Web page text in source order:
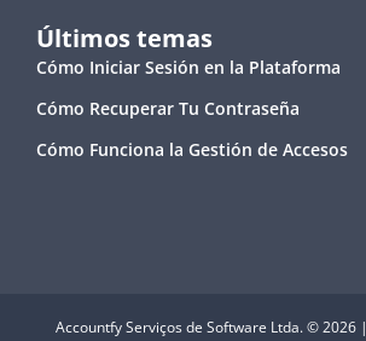
Últimos temas
Cómo Iniciar Sesión en la Plataforma
Cómo Recuperar Tu Contraseña
Cómo Funciona la Gestión de Accesos
Accountfy Serviços de Software Ltda. © 2026 |